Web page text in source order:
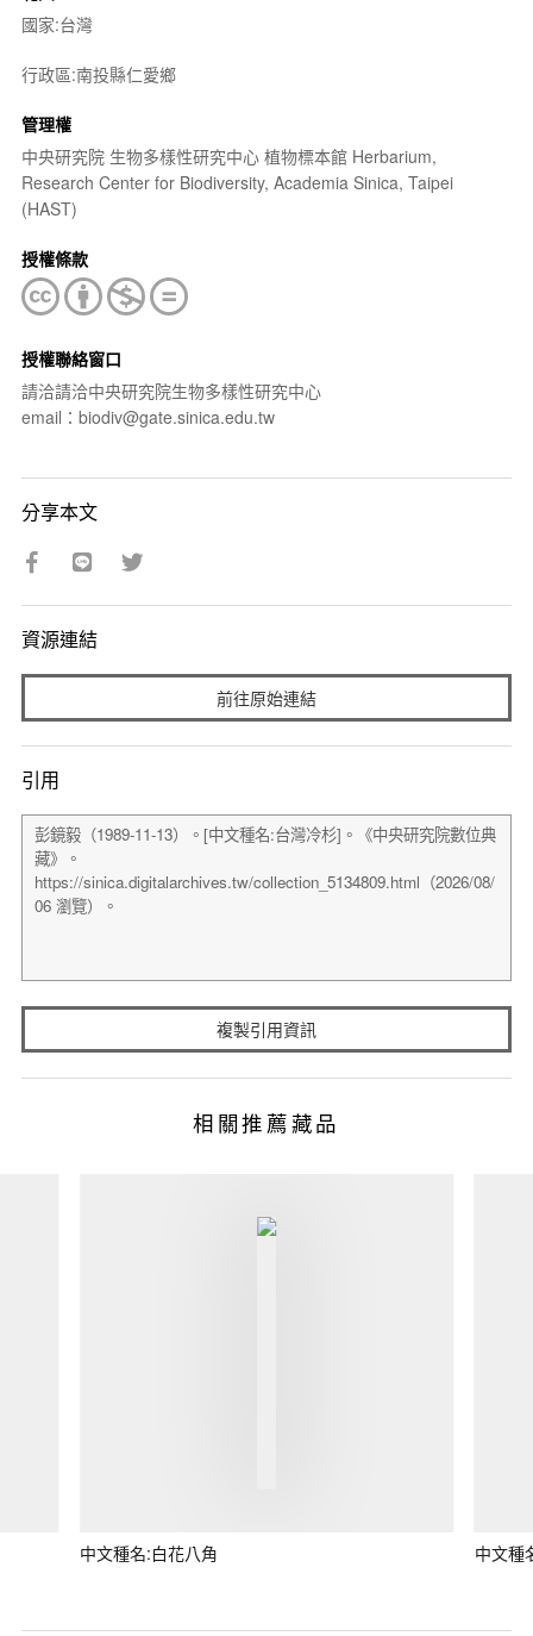
國家:台灣
行政區:南投縣仁愛鄉
管理權
中央研究院 生物多樣性研究中心 植物標本館 Herbarium,
Research Center for Biodiversity, Academia Sinica, Taipei
(HAST)
授權條款
授權聯絡窗口
請洽請洽中央研究院生物多樣性研究中心
email：biodiv@gate.sinica.edu.tw
分享本文
資源連結
前往原始連結
引用
複製引用資訊
相關推薦藏品
中文種名:白花八角 中文種